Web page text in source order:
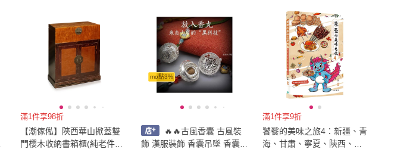
及以上 1 及以上
滿1件享98折
【潮傢俬】陝西華山掀蓋雙
門櫻木收納書箱櫃(純老件11
mo點3%
🔥🔥古風香囊 古風裝
飾 漢服裝飾 香囊吊墜 香囊
滿1件享9折
饕餮的美味之旅4：新疆、青
海、甘肅、寧夏、陝西、海